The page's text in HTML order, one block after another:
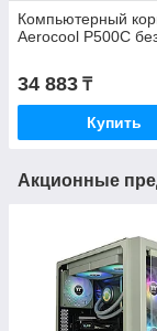
Компьютерный
Aerocool P500C
34 883 ₸
Купить
Акционные